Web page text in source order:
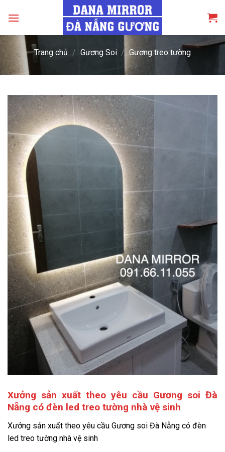
Trang chủ / Gương Soi / Gương treo tường
Xưởng sản xuất theo yêu cầu Gương soi Đà
Nẵng có đèn led treo tường nhà vệ sinh
Xưởng sản xuất theo yêu cầu Gương soi Đà Nẵng có đèn
led treo tường nhà vệ sinh